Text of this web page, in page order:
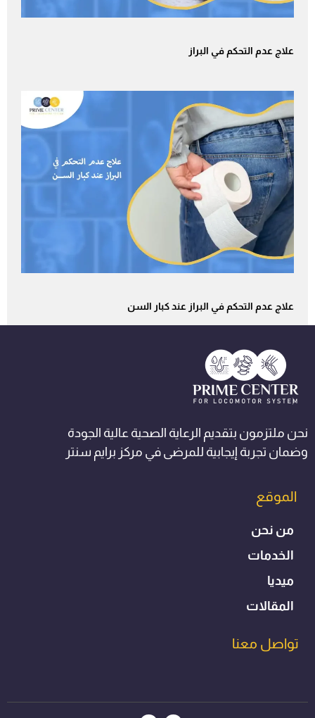
علاج عدم التحكم في البراز
علاج عدم التحكم في البراز عند كبار السن
نحن ملتزمون بتقديم الرعاية الصحية عالية الجودة
وضمان تجربة إيجابية للمرضى في مركز برايم سنتر
الموقع
من نحن
الخدمات
ميديا
المقالات
تواصل معنا